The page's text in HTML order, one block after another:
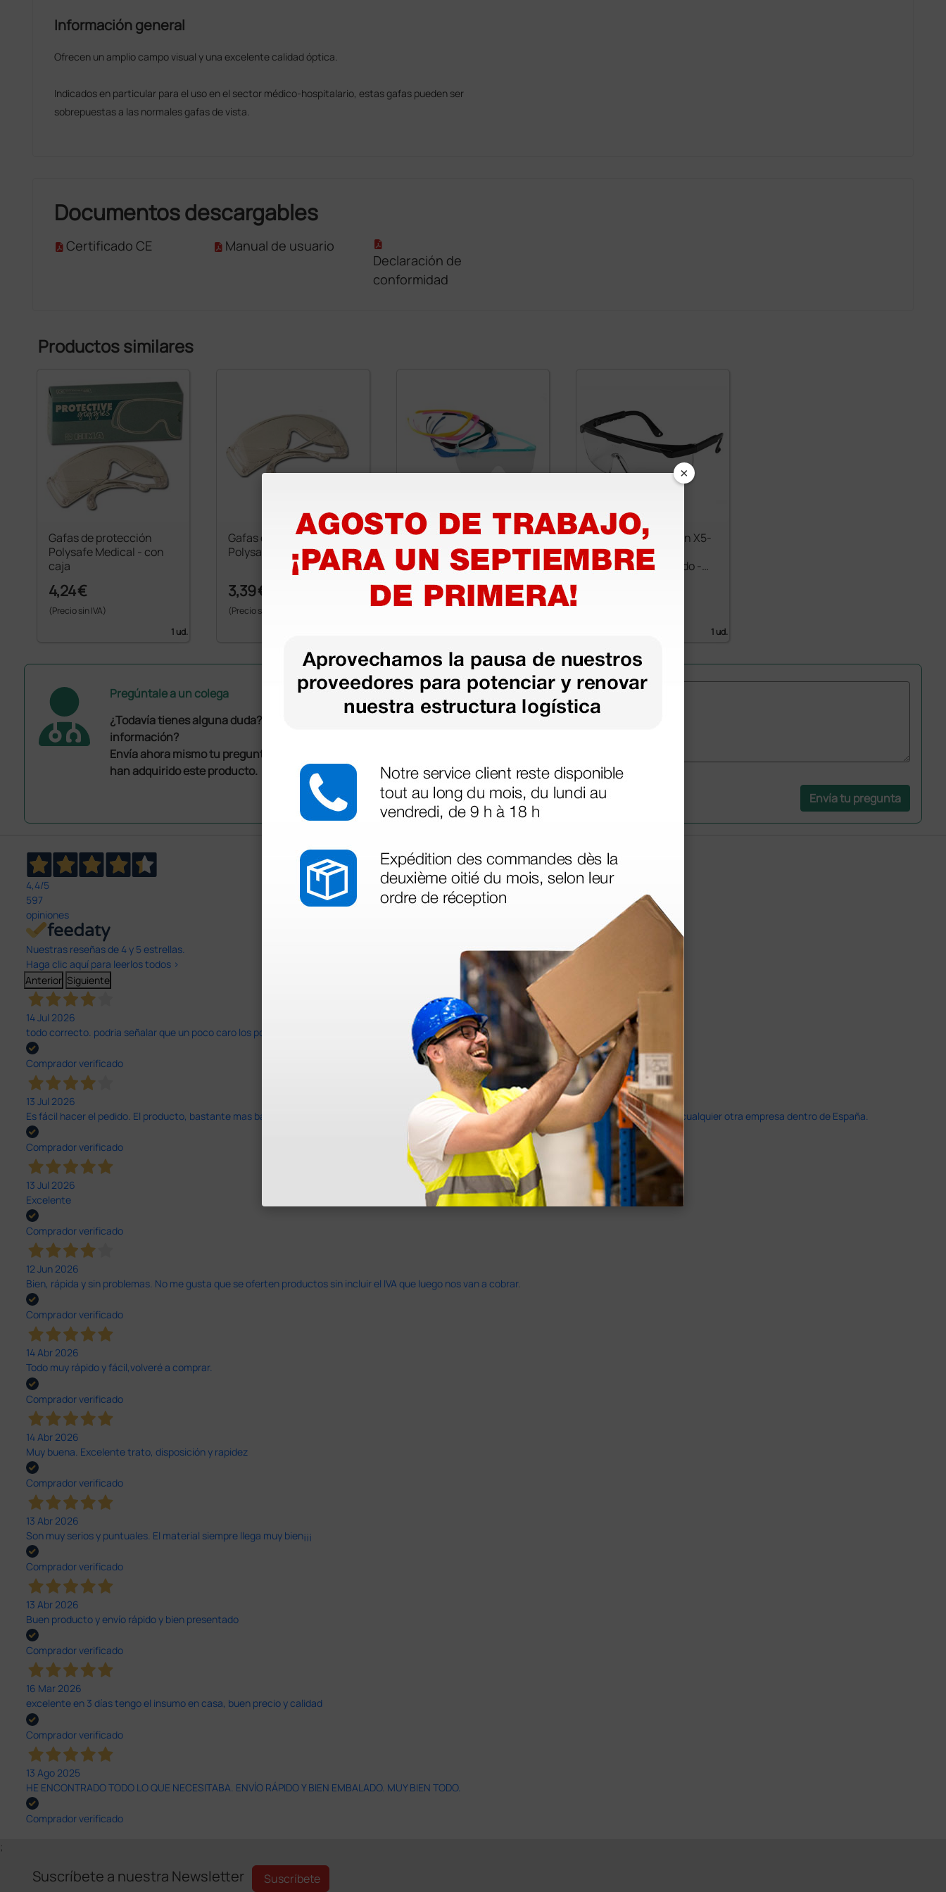
Información general
Ofrecen un amplio campo visual y una excelente calidad óptica.
Indicados en particular para el uso en el sector médico-hospitalario, estas gafas pueden ser
sobrepuestas a las normales gafas de vista.
Documentos descargables
Certificado CE
Manual de usuario
Declaración de
conformidad
Productos similares
Gafas de protección
Polysafe Medical - con
caja
4,24 €
(Precio sin IVA)
1 ud.
Gafas de protección
Polysafe Medical
3,39 €
(Precio sin IVA)
Set gafas de protección -
resistentes
31,10 €
(Precio sin IVA)
Gafas de protección X5-
PRO antivaho y
resistentes al rayado -
1 ud.
Pregúntale a un colega
¿Todavía tienes alguna duda? ¿Necesitas más
información?
Envía ahora mismo tu pregunta a los colegas que ya
han adquirido este producto.
Envía tu pregunta
4,4/5
597
opiniones
Nuestras reseñas de 4 y 5 estrellas.
Haga clic aquí para leerlos todos >
Anterior Siguiente
14 Jul 2026
todo correcto. podria señalar que un poco caro los portes y el plazo de entrega se alarga.
Comprador verificado
13 Jul 2026
Es fácil hacer el pedido. El producto, bastante mas barato que en otras plataformas de material médico. Pero el envío cuesta más del doble que en cualquier otra empresa dentro de España.
Comprador verificado
13 Jul 2026
Excelente
Comprador verificado
12 Jun 2026
Bien, rápida y sin problemas. No me gusta que se oferten productos sin incluir el IVA que luego nos van a cobrar.
Comprador verificado
14 Abr 2026
Todo muy rápido y fácil,volveré a comprar.
Comprador verificado
14 Abr 2026
Muy buena. Excelente trato, disposición y rapidez
Comprador verificado
13 Abr 2026
Son muy serios y puntuales. El material siempre llega muy bien¡¡¡
Comprador verificado
13 Abr 2026
Buen producto y envío rápido y bien presentado
Comprador verificado
16 Mar 2026
excelente en 3 días tengo el insumo en casa, buen precio y calidad
Comprador verificado
13 Ago 2025
HE ENCONTRADO TODO LO QUE NECESITABA. ENVÍO RÁPIDO Y BIEN EMBALADO. MUY BIEN TODO.
Comprador verificado
;
Suscríbete a nuestra Newsletter Suscríbete
×